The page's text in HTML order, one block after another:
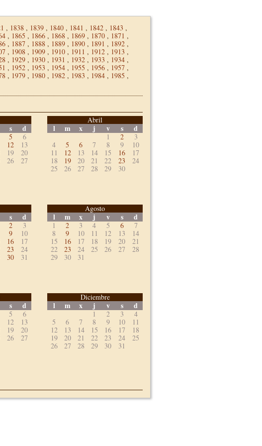
, 1838 , 1839 , 1840 , 1841 , 1842 , 1843 ,
, 1865 , 1866 , 1868 , 1869 , 1870 , 1871 ,
, 1887 , 1888 , 1889 , 1890 , 1891 , 1892 ,
, 1908 , 1909 , 1910 , 1911 , 1912 , 1913 ,
, 1929 , 1930 , 1931 , 1932 , 1933 , 1934 ,
, 1952 , 1953 , 1954 , 1955 , 1956 , 1957 ,
, 1979 , 1980 , 1982 , 1983 , 1984 , 1985 ,
s d
5
6
12
13
19
20
26
27
Abril
l m x j v s d
1 2
3
4
5 6 7 8 9
10
11
12 13 14 15 16
17
18
19 20 21 22 23
24
25
26 27 28 29 30
s d
2
3
9
10
16
17
23
24
30 31
Agosto
l m x j v s d
1 2 3 4 5 6
7
8
9 10 11 12 13
14
15
16 17 18 19 20
21
22
23 24 25 26 27
28
29
30 31
s d
5
6
12
13
19
20
26
27
Diciembre
l m x j v s d
1 2 3
4
5
6 7 8 9 10
11
12
13 14 15 16 17
18
19
20 21 22 23 24
25
26
27 28 29 30 31